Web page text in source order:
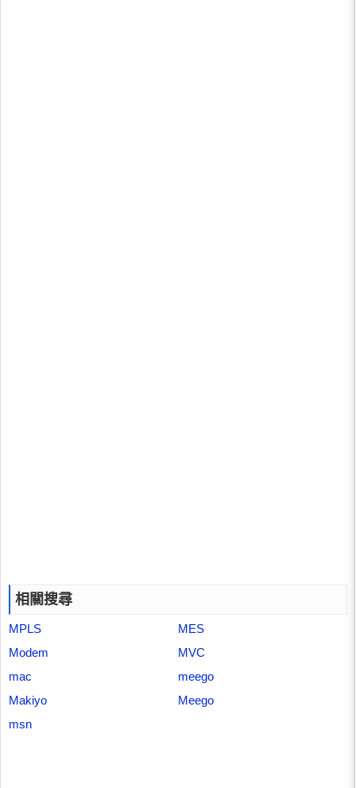
相關搜尋
MPLS
MES
Modem
MVC
mac
meego
Makiyo
Meego
msn